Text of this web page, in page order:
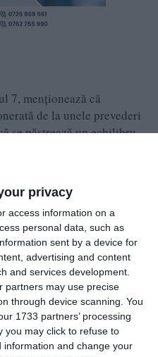
privacy
access information on a
personal data, such as
sent by a device for
advertising and content
and services development.
partners may use precise
through device scanning. You
1733 partners’ processing
you may click to refuse to
and change your
7, menţionează că
de la unele prevederi
se păstrează un echilibru
deschise.
Techirghiol alocă
arteziene și Casa de
sursă în Google
Google News